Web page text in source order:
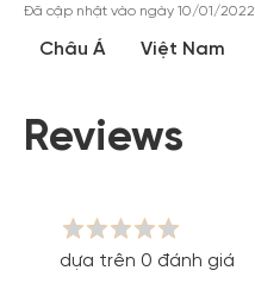
Đã cập nhật vào ngày 10/01/2022
Châu Á Việt Nam
Reviews
dựa trên 0 đánh giá